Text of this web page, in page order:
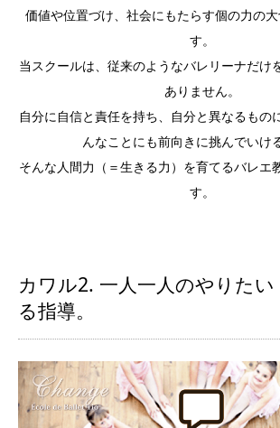
価値や位置づけ、社会にもたらす個の力の
す。
当スクールは、従来のようなバレリーナだけ
ありません。
自分に自信と責任を持ち、自分と異なるもの
んなことにも前向きに挑んでいけ
そんな人間力（＝生きる力）を育てるバレエ
す。
カワル2. 一人一人のやりたい
る指導。